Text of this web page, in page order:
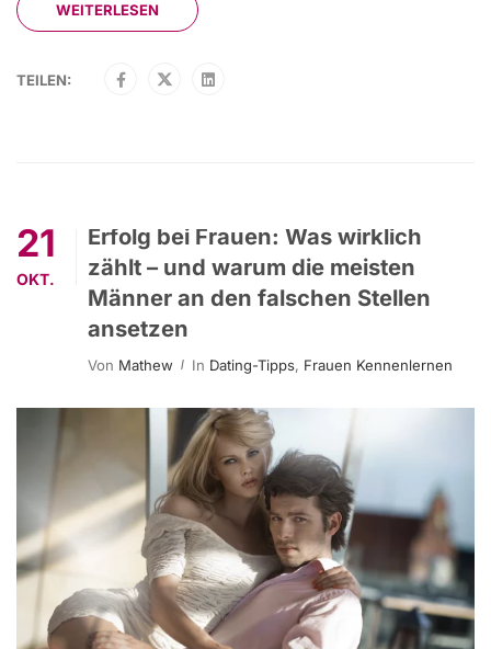
WEITERLESEN
TEILEN:
21
OKT.
Erfolg bei Frauen: Was wirklich
zählt – und warum die meisten
Männer an den falschen Stellen
ansetzen
Von Mathew In Dating-Tipps, Frauen Kennenlernen